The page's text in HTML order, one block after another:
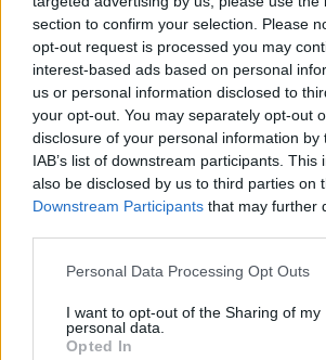
section to confirm your selection. Please
opt-out request is processed you may
interest-based ads based on personal
us or personal information disclosed to
your opt-out. You may separately opt-out
disclosure of your personal information by
IAB’s list of downstream participants. This
also be disclosed by us to third parties on
Downstream Participants that may further
Personal Data Processing Opt Outs
I want to opt-out of the Sharing of my
personal data.
Opted In
salget